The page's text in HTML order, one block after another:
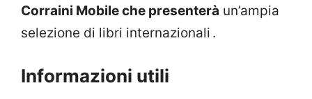
Corraini Mobile che presenterà un’ampia
selezione di libri internazionali .
Informazioni utili